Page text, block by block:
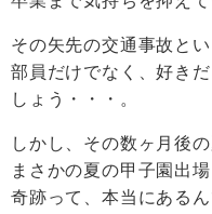
その矢先の交通事故とい
部員だけでなく、好き
しょう・・・。
しかし、その数ヶ月後の
まさかの夏の甲子園出場
奇跡って、本当にあるん